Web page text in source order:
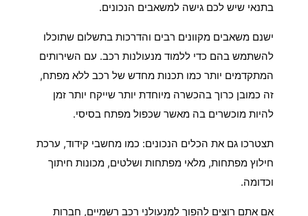
בתנאי שיש לכם גישה למשאבים הנכונים.
ישנם משאבים מקוונים רבים והדרכות בתשלום שתוכלו
להשתמש בהם כדי ללמוד מנעולנות רכב. עם השירותים
המתקדמים יותר כמו תכנות מחדש של רכב ללא מפתח,
זה כמובן כרוך בהכשרה מיוחדת יותר שייקח יותר זמן
להיות מוכשרים בה מאשר שכפול מפתח בסיסי.
תצטרכו גם את הכלים הנכונים: כמו מחשבי קידוד, ערכת
חילוץ מפתחות, מלאי מפתחות ושלטים, מכונות חיתוך
וכדומה.
אם אתם רוצים להפוך למנעולני רכב רשמיים, חברות